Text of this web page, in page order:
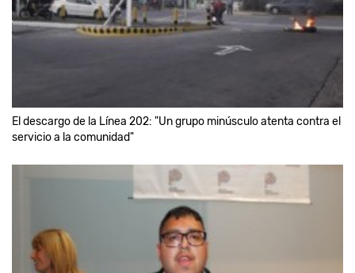
El descargo de la Línea 202: "Un grupo minúsculo atenta contra el
servicio a la comunidad"